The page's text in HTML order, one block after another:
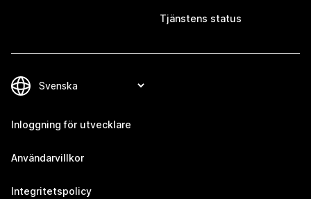
Tjänstens status
Inloggning för utvecklare
Användarvillkor
Integritetspolicy